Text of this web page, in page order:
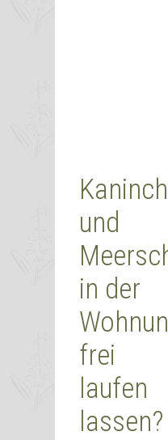
und
in der
frei
laufen
lassen?